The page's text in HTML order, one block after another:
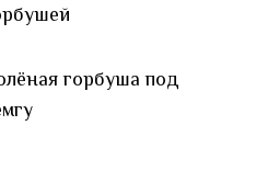
горбуша под